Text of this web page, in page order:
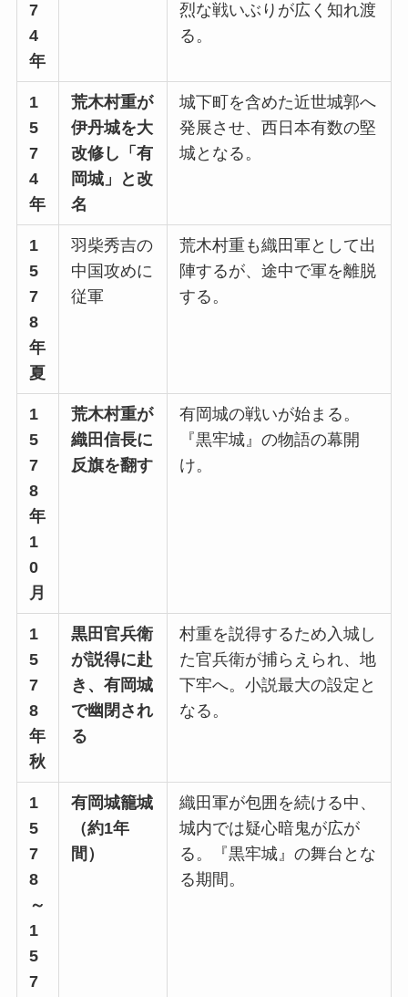
7
4
年
烈な戦いぶりが広く知れ渡
る。
1
5
7
4
年
荒木村重が
伊丹城を大
改修し「有
岡城」と改
名
城下町を含めた近世城郭へ
発展させ、西日本有数の堅
城となる。
1
5
7
8
年
夏
羽柴秀吉の
中国攻めに
従軍
荒木村重も織田軍として出
陣するが、途中で軍を離脱
する。
1
5
7
8
年
1
0
月
荒木村重が
織田信長に
反旗を翻す
有岡城の戦いが始まる。
『黒牢城』の物語の幕開
け。
1
5
7
8
年
秋
黒田官兵衛
が説得に赴
き、有岡城
で幽閉され
る
村重を説得するため入城し
た官兵衛が捕らえられ、地
下牢へ。小説最大の設定と
なる。
1
5
7
8
～
1
5
7
有岡城籠城
（約1年
間）
織田軍が包囲を続ける中、
城内では疑心暗鬼が広が
る。『黒牢城』の舞台とな
る期間。